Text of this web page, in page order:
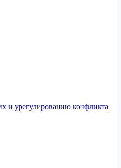
и урегулированию конфликта